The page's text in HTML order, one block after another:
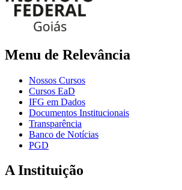
Menu de Relevância
Nossos Cursos
Cursos EaD
IFG em Dados
Documentos Institucionais
Transparência
Banco de Notícias
PGD
A Instituição